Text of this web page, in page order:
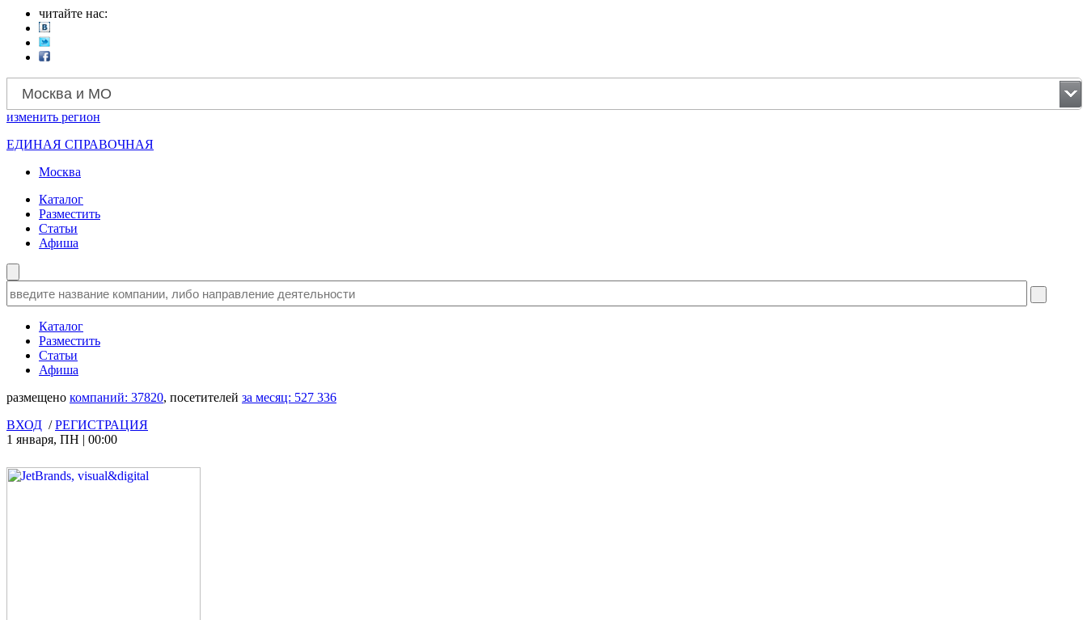
читайте нас:
Москва и МО
изменить регион
ЕДИНАЯ СПРАВОЧНАЯ
Москва
Каталог
Разместить
Статьи
Афиша
Каталог
Разместить
Статьи
Афиша
размещено компаний: 37820, посетителей за месяц: 527 336
ВХОД /РЕГИСТРАЦИЯ
1 января, ПН | 00:00